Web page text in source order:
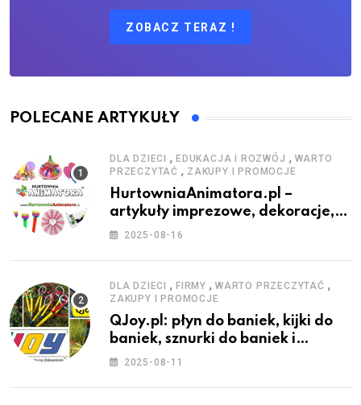
ZOBACZ TERAZ !
POLECANE ARTYKUŁY
DLA DZIECI , EDUKACJA I ROZWÓJ , WARTO
PRZECZYTAĆ , ZAKUPY I PROMOCJE
HurtowniaAnimatora.pl –
artykuły imprezowe, dekoracje,
stroje i akcesoria dla animatorów
2025-08-16
DLA DZIECI , FIRMY , WARTO PRZECZYTAĆ ,
ZAKUPY I PROMOCJE
QJoy.pl: płyn do baniek, kijki do
baniek, sznurki do baniek i
zestawy do baniek
2025-08-11